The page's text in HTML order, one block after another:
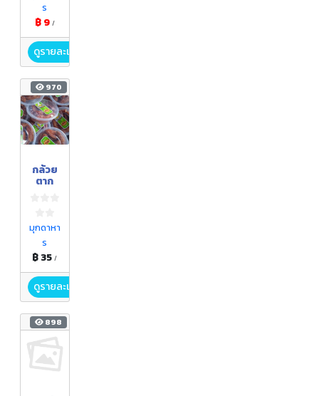
ร
฿ 9 /
ดูรายละเอียด
970
กล้วย
ตาก
มุกดาหา
ร
฿ 35/
ดูรายละเอียด
898